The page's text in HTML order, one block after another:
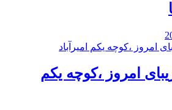
امروز ،کوچه یکم